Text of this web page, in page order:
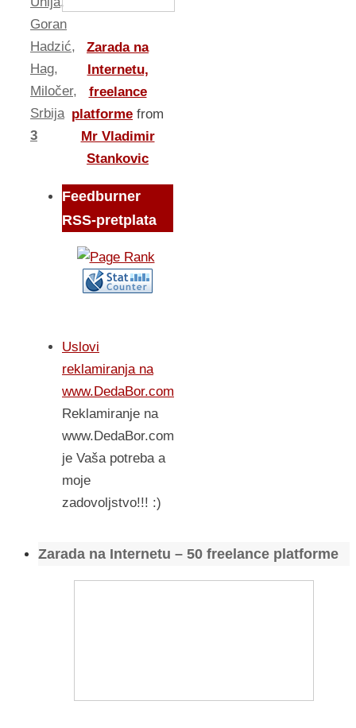
Goran
Hadzić,
Hag,
Miločer,
Srbija
3
Zarada na
Internetu,
freelance
platforme from
Mr Vladimir
Stankovic
Feedburner
RSS-pretplata
Uslovi
reklamiranja na
www.DedaBor.com
Reklamiranje na
www.DedaBor.com
je Vaša potreba a
moje
zadovoljstvo!!! :)
Zarada na Internetu – 50 freelance platforme